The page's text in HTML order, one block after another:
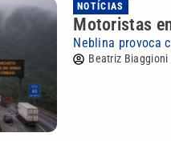
NOTÍCIAS
Motoristas
Neblina provoca
Beatriz Biaggioni